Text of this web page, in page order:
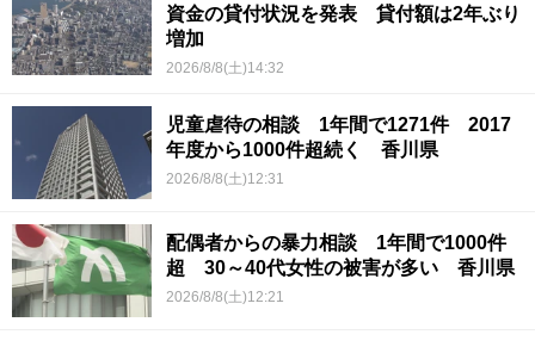
資金の貸付状況を発表 貸付額は2年ぶり
増加
2026/8/8(土)14:32
児童虐待の相談 1年間で1271件 2017
年度から1000件超続く 香川県
2026/8/8(土)12:31
配偶者からの暴力相談 1年間で1000件
超 30～40代女性の被害が多い 香川県
2026/8/8(土)12:21